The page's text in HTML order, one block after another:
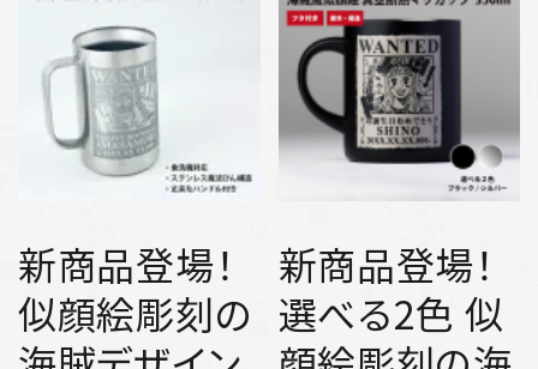
新商品登場！
似顔絵彫刻の
新商品登場！
選べる2色 似